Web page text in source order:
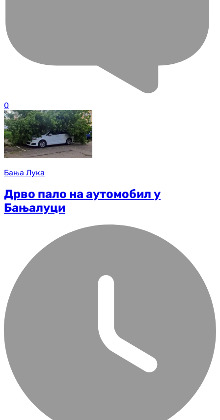
0
Бања Лука
Дрво пало на аутомобил у
Бањалуци